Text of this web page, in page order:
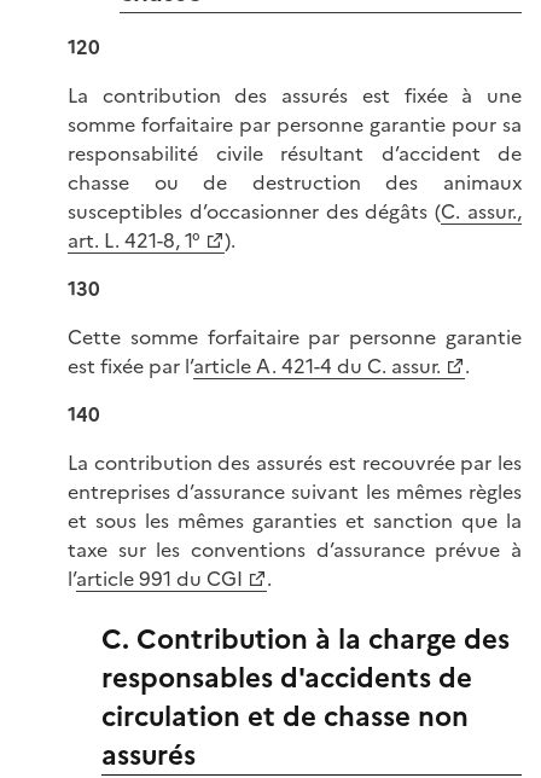
120
La contribution des assurés est fixée à une
somme forfaitaire par personne garantie pour sa
responsabilité civile résultant d’accident de
chasse ou de destruction des animaux
susceptibles d’occasionner des dégâts (C. assur.,
art. L. 421-8, 1°
).
130
Cette somme forfaitaire par personne garantie
est fixée par l’article A. 421-4 du C. assur.
.
140
La contribution des assurés est recouvrée par les
entreprises d’assurance suivant les mêmes règles
et sous les mêmes garanties et sanction que la
taxe sur les conventions d’assurance prévue à
l’article 991 du CGI .
C. Contribution à la charge des
responsables d'accidents de
circulation et de chasse non
assurés